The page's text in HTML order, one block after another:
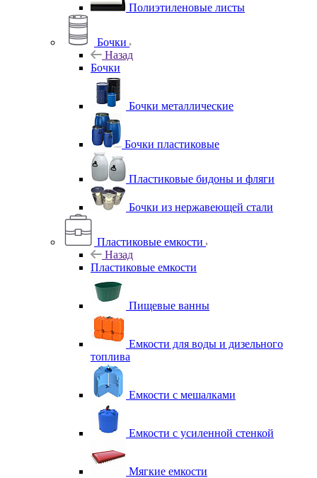
Полиэтиленовые листы
Бочки
Назад
Бочки
Бочки металлические
Бочки пластиковые
Пластиковые бидоны и фляги
Бочки из нержавеющей стали
Пластиковые емкости
Назад
Пластиковые емкости
Пищевые ванны
Емкости для воды и дизельного
топлива
Емкости с мешалками
Емкости с усиленной стенкой
Мягкие емкости